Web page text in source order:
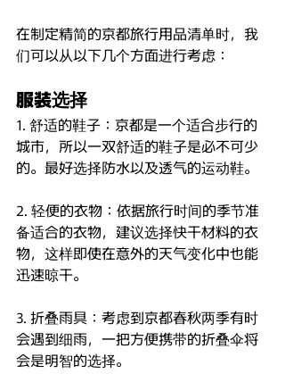
在制定精简的京都旅行用品清单时，我
们可以从以下几个方面进行考虑：
服装选择
1. 舒适的鞋子：京都是一个适合步行的
城市，所以一双舒适的鞋子是必不可少
的。最好选择防水以及透气的运动鞋。
2. 轻便的衣物：依据旅行时间的季节准
备适合的衣物，建议选择快干材料的衣
物，这样即使在意外的天气变化中也能
迅速晾干。
3. 折叠雨具：考虑到京都春秋两季有时
会遇到细雨，一把方便携带的折叠伞将
会是明智的选择。